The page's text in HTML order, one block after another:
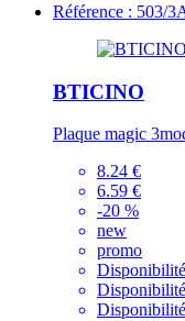
Référence : 503/
BTICINO
Plaque magic
8.24 €
6.59 €
-20 %
new
promo